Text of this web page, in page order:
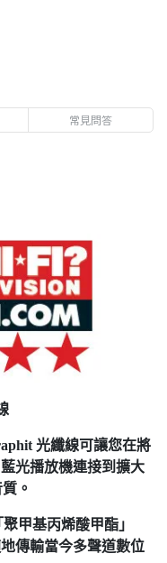
常見問答
光纖線可讓您在將
藍光播放機連接到擴大
。
甲基丙烯酸甲酯」
傳輸當今多聲道數位